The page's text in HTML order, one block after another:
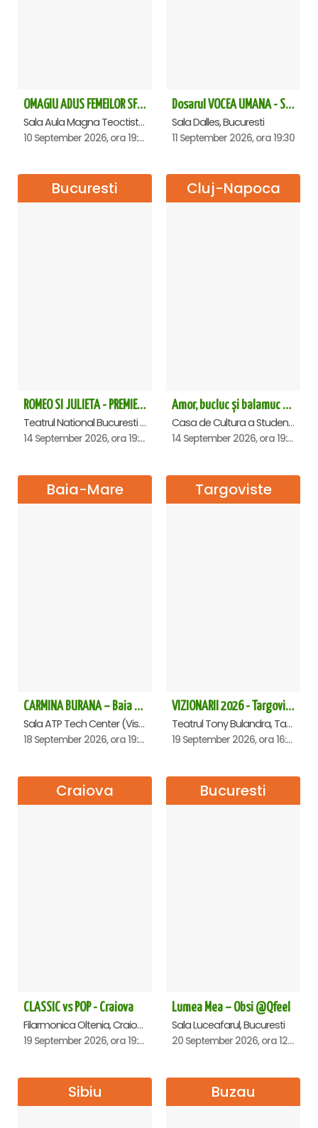
OMAGIU ADUS FEMEILOR SFINTE - Ana Nuță
Sala Aula Magna Teoctist Patriarhul, Palatul Patriarhiei, Bucuresti
10 September 2026, ora 19:00
Dosarul VOCEA UMANA - Sala Dalles
Sala Dalles, Bucuresti
11 September 2026, ora 19:30
Bucuresti
ROMEO SI JULIETA - PREMIERA OFICIALA - Bucuresti
Teatrul National Bucuresti - Sala Ion Caramitru, Bucuresti
14 September 2026, ora 19:00
Cluj-Napoca
Amor, bucluc și balamuc - Premiera națională - Cluj Napoca
Casa de Cultura a Studentilor Dumitru Farcas, Cluj-Napoca
14 September 2026, ora 19:30
Baia-Mare
CARMINA BURANA – Baia Mare
Sala ATP Tech Center (Vis a vis de Auchan), Baia-Mare
18 September 2026, ora 19:00
Targoviste
VIZIONARII 2026 - Targoviste
Teatrul Tony Bulandra, Targoviste
19 September 2026, ora 16:00
Craiova
CLASSIC vs POP - Craiova
Filarmonica Oltenia, Craiova
19 September 2026, ora 19:00
Bucuresti
Lumea Mea – Obsi @Qfeel
Sala Luceafarul, Bucuresti
20 September 2026, ora 12:30
Sibiu Buzau